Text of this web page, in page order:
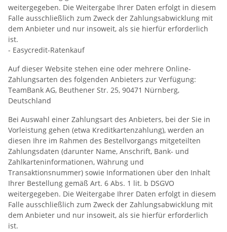
weitergegeben. Die Weitergabe Ihrer Daten erfolgt in diesem
Falle ausschließlich zum Zweck der Zahlungsabwicklung mit
dem Anbieter und nur insoweit, als sie hierfür erforderlich
ist.
- Easycredit-Ratenkauf
Auf dieser Website stehen eine oder mehrere Online-
Zahlungsarten des folgenden Anbieters zur Verfügung:
TeamBank AG, Beuthener Str. 25, 90471 Nürnberg,
Deutschland
Bei Auswahl einer Zahlungsart des Anbieters, bei der Sie in
Vorleistung gehen (etwa Kreditkartenzahlung), werden an
diesen Ihre im Rahmen des Bestellvorgangs mitgeteilten
Zahlungsdaten (darunter Name, Anschrift, Bank- und
Zahlkarteninformationen, Währung und
Transaktionsnummer) sowie Informationen über den Inhalt
Ihrer Bestellung gemäß Art. 6 Abs. 1 lit. b DSGVO
weitergegeben. Die Weitergabe Ihrer Daten erfolgt in diesem
Falle ausschließlich zum Zweck der Zahlungsabwicklung mit
dem Anbieter und nur insoweit, als sie hierfür erforderlich
ist.